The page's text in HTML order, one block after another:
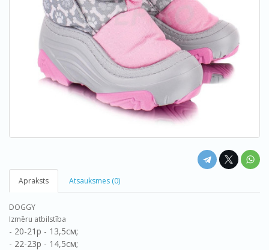
Apraksts Atsauksmes (0)
DOGGY
Izmēru atbilstība
- 20-21р - 13,5см;
- 22-23р - 14,5см;